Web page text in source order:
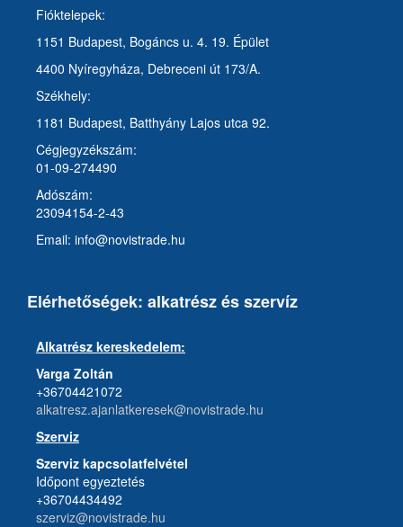
Fióktelepek:
1151 Budapest, Bogáncs u. 4. 19. Épület
4400 Nyíregyháza, Debreceni út 173/A.
Székhely:
1181 Budapest, Batthyány Lajos utca 92.
Cégjegyzékszám:
01-09-274490
Adószám:
23094154-2-43
Email: info@novistrade.hu
Elérhetőségek: alkatrész és szervíz
Alkatrész kereskedelem:
Varga Zoltán
+36704421072
alkatresz.ajanlatkeresek@novistrade.hu
Szerviz
Szerviz kapcsolatfelvétel
Időpont egyeztetés
+36704434492
szerviz@novistrade.hu